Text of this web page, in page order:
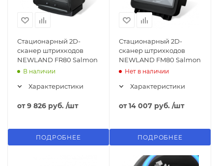
Стационарный 2D-
сканер штрихкодов
NEWLAND FR80 Salmon
В наличии
Характеристики
от9 826 руб. /шт
ПОДРОБНЕЕ
Стационарный 2D-
сканер штрихкодов
NEWLAND FM80 Salmon
Нет в наличии
Характеристики
от14 007 руб. /шт
ПОДРОБНЕЕ